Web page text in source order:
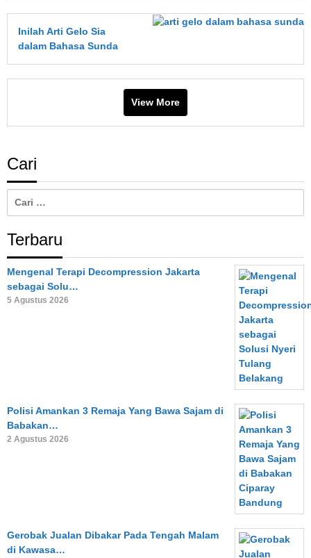
Inilah Arti Gelo Sia
dalam Bahasa Sunda
View More
Cari
Terbaru
Mengenal Terapi Decompression Jakarta
sebagai Solu…
5 Agustus 2026
Polisi Amankan 3 Remaja Yang Bawa Sajam di
Babakan…
2 Agustus 2026
Gerobak Jualan Dibakar Pada Tengah Malam
di Kawasa…